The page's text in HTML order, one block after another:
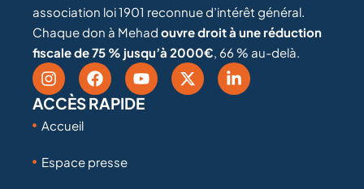
association loi 1901 reconnue d’intérêt général.
Chaque don à Mehad ouvre droit à une réduction
fiscale de 75 % jusqu’à 2000€ , 66 % au-delà.
ACCÈS RAPIDE
Accueil
Espace presse